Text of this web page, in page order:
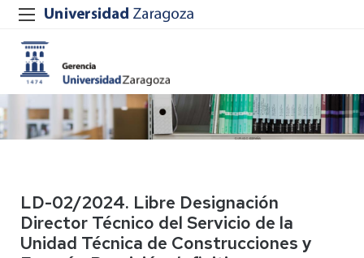
LD-02/2024. Libre Designación
Director Técnico del Servicio de la
Unidad Técnica de Construcciones y